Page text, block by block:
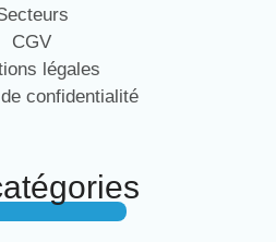
CGV
légales
confidentialité